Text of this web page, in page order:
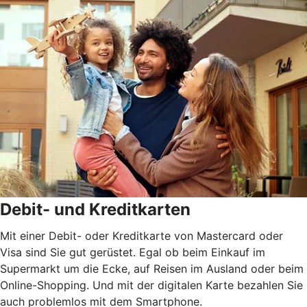
Debit- und Kreditkarten
Mit einer Debit- oder Kreditkarte von Mastercard oder
Visa sind Sie gut gerüstet. Egal ob beim Einkauf im
Supermarkt um die Ecke, auf Reisen im Ausland oder beim
Online-Shopping. Und mit der digitalen Karte bezahlen Sie
auch problemlos mit dem Smartphone.